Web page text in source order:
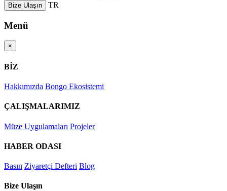
Bize Ulaşın TR
Menü
×
BİZ
Hakkımızda Bongo Ekosistemi
ÇALIŞMALARIMIZ
Müze Uygulamaları Projeler
HABER ODASI
Basın Ziyaretçi Defteri Blog
Bize Ulaşın